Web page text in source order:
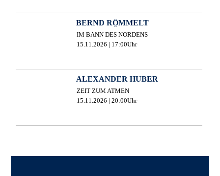
BERND RÖMMELT
IM BANN DES NORDENS
15.11.2026 | 17:00Uhr
ALEXANDER HUBER
ZEIT ZUM ATMEN
15.11.2026 | 20:00Uhr